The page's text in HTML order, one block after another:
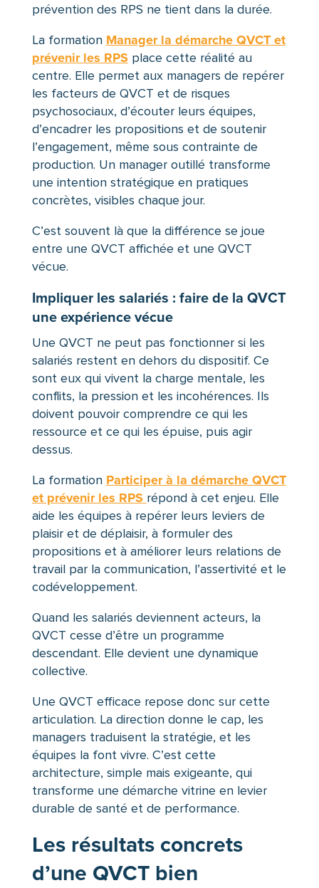
prévention des RPS ne tient dans la durée.
La formation Manager la démarche QVCT et
prévenir les RPSplace cette réalité au
centre. Elle permet aux managers de repérer
les facteurs de QVCT et de risques
psychosociaux, d’écouter leurs équipes,
d’encadrer les propositions et de soutenir
l’engagement, même sous contrainte de
production. Un manager outillé transforme
une intention stratégique en pratiques
concrètes, visibles chaque jour.
C’est souvent là que la différence se joue
entre une QVCT affichée et une QVCT
vécue.
Impliquer les salariés : faire de la QVCT
une expérience vécue
Une QVCT ne peut pas fonctionner si les
salariés restent en dehors du dispositif. Ce
sont eux qui vivent la charge mentale, les
conflits, la pression et les incohérences. Ils
doivent pouvoir comprendre ce qui les
ressource et ce qui les épuise, puis agir
dessus.
La formation Participer à la démarche QVCT
et prévenir les RPS répond à cet enjeu. Elle
aide les équipes à repérer leurs leviers de
plaisir et de déplaisir, à formuler des
propositions et à améliorer leurs relations de
travail par la communication, l’assertivité et le
codéveloppement.
Quand les salariés deviennent acteurs, la
QVCT cesse d’être un programme
descendant. Elle devient une dynamique
collective.
Une QVCT efficace repose donc sur cette
articulation. La direction donne le cap, les
managers traduisent la stratégie, et les
équipes la font vivre. C’est cette
architecture, simple mais exigeante, qui
transforme une démarche vitrine en levier
durable de santé et de performance.
Les résultats concrets
d’une QVCT bien